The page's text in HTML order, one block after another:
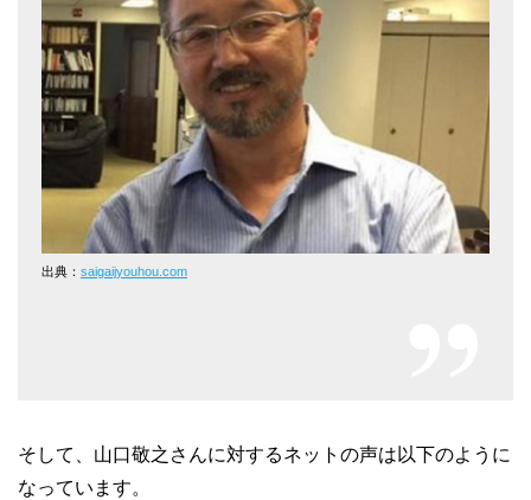
出典： saigaijyouhou.com
そして、山口敬之さんに対するネットの声は以下のように
なっています。